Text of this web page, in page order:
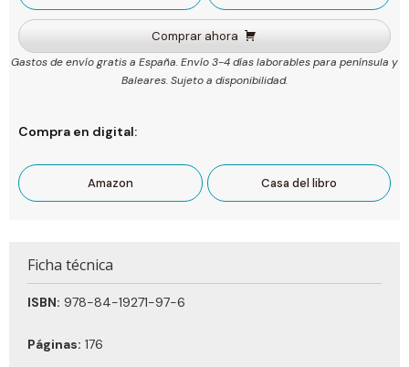
Comprar ahora
Gastos de envío gratis a España. Envío 3-4 días laborables para península y
Baleares. Sujeto a disponibilidad.
Compra en digital:
Amazon Casa del libro
Ficha técnica
ISBN: 978-84-19271-97-6
Páginas: 176